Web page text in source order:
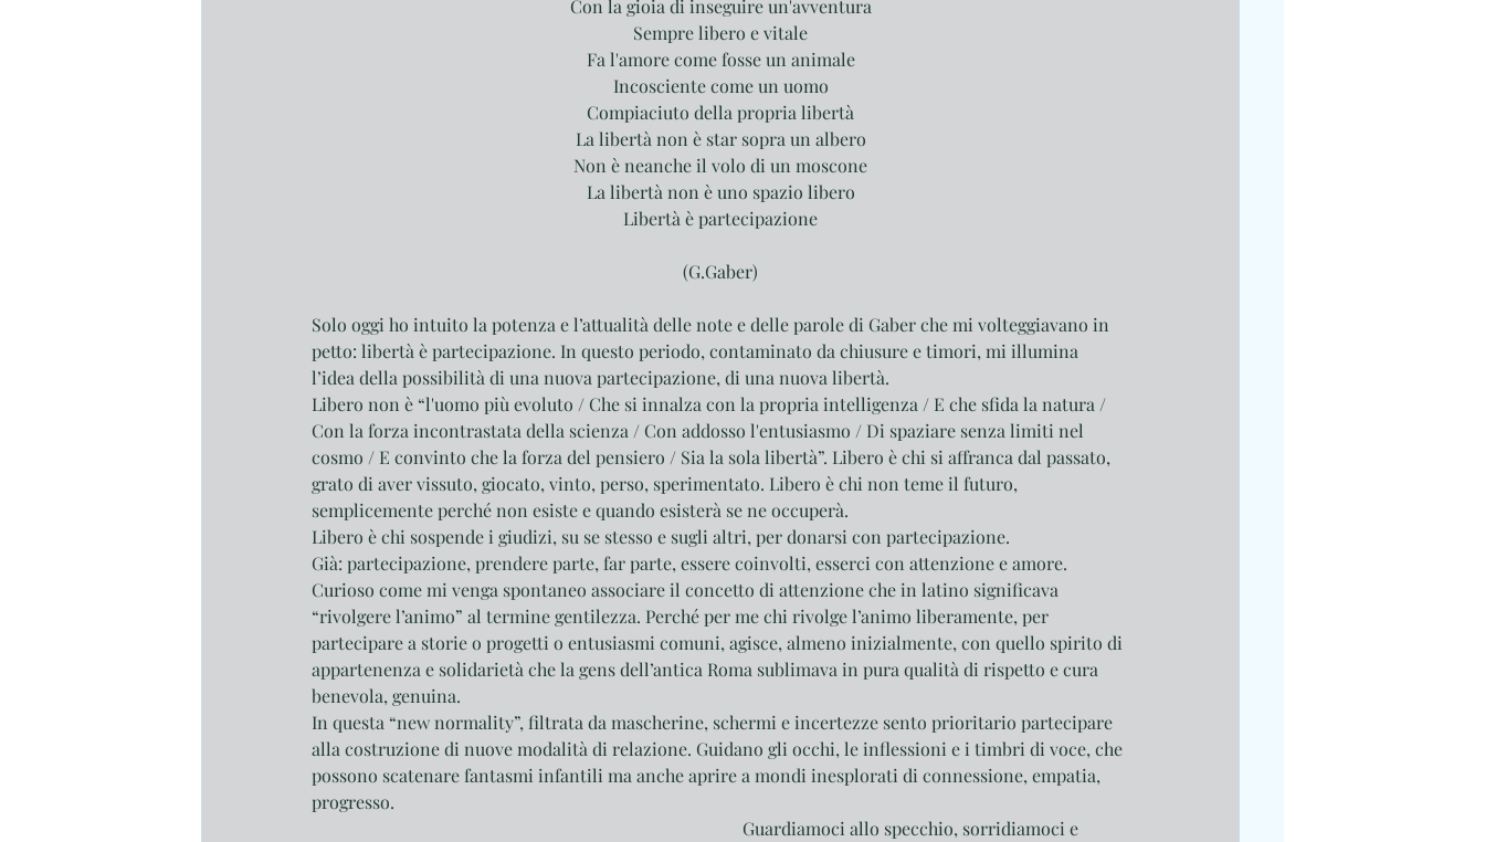
Con la gioia di inseguire un'avventura
Sempre libero e vitale
Fa l'amore come fosse un animale
Incosciente come un uomo
Compiaciuto della propria libertà
La libertà non è star sopra un albero
Non è neanche il volo di un moscone
La libertà non è uno spazio libero
Libertà è partecipazione
(G.Gaber)
Solo oggi ho intuito la potenza e l’attualità delle note e delle parole di Gaber che mi volteggiavano in
petto: libertà è partecipazione. In questo periodo, contaminato da chiusure e timori, mi illumina
l’idea della possibilità di una nuova partecipazione, di una nuova libertà.
Libero non è “l'uomo più evoluto / Che si innalza con la propria intelligenza / E che sfida la natura /
Con la forza incontrastata della scienza / Con addosso l'entusiasmo / Di spaziare senza limiti nel
cosmo / E convinto che la forza del pensiero / Sia la sola libertà”. Libero è chi si affranca dal passato,
grato di aver vissuto, giocato, vinto, perso, sperimentato. Libero è chi non teme il futuro,
semplicemente perché non esiste e quando esisterà se ne occuperà.
Libero è chi sospende i giudizi, su se stesso e sugli altri, per donarsi con partecipazione.
Già: partecipazione, prendere parte, far parte, essere coinvolti, esserci con attenzione e amore.
Curioso come mi venga spontaneo associare il concetto di attenzione che in latino significava
“rivolgere l’animo” al termine gentilezza. Perché per me chi rivolge l’animo liberamente, per
partecipare a storie o progetti o entusiasmi comuni, agisce, almeno inizialmente, con quello spirito di
appartenenza e solidarietà che la gens dell’antica Roma sublimava in pura qualità di rispetto e cura
benevola, genuina.
In questa “new normality”, filtrata da mascherine, schermi e incertezze sento prioritario partecipare
alla costruzione di nuove modalità di relazione. Guidano gli occhi, le inflessioni e i timbri di voce, che
possono scatenare fantasmi infantili ma anche aprire a mondi inesplorati di connessione, empatia,
progresso.
Guardiamoci allo specchio, sorridiamoci e